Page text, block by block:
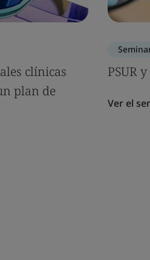
clínicas
plan de
PSUR
Ver el